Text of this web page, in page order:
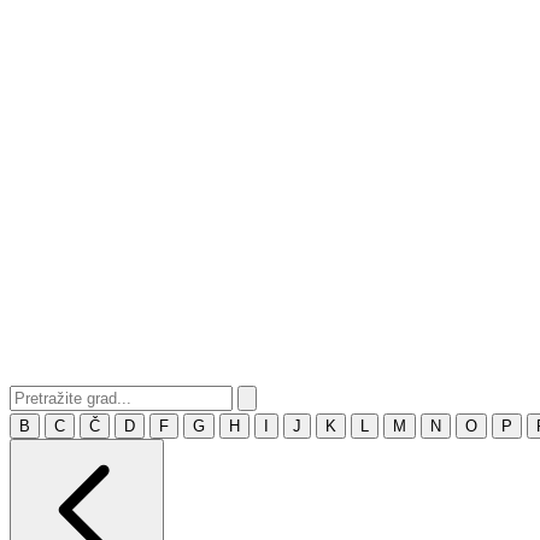
B C Č D F G H J K M N O P